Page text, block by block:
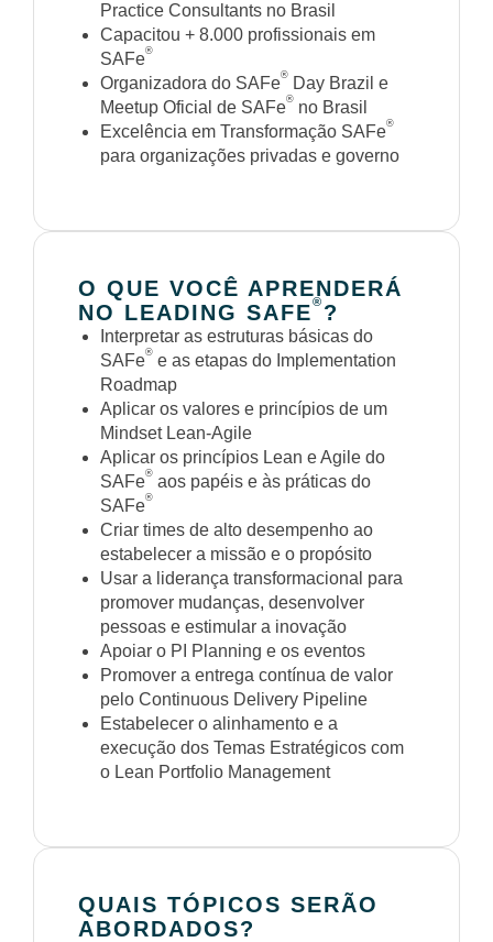
Practice Consultants no Brasil
Capacitou + 8.000 profissionais em
SAFe®
Organizadora do SAFe® Day Brazil e
Meetup Oficial de SAFe® no Brasil
Excelência em Transformação SAFe®
para organizações privadas e governo
O QUE VOCÊ APRENDERÁ
NO LEADING SAFE® ?
Interpretar as estruturas básicas do
SAFe® e as etapas do Implementation
Roadmap
Aplicar os valores e princípios de um
Mindset Lean-Agile
Aplicar os princípios Lean e Agile do
SAFe® aos papéis e às práticas do
SAFe®
Criar times de alto desempenho ao
estabelecer a missão e o propósito
Usar a liderança transformacional para
promover mudanças, desenvolver
pessoas e estimular a inovação
Apoiar o PI Planning e os eventos
Promover a entrega contínua de valor
pelo Continuous Delivery Pipeline
Estabelecer o alinhamento e a
execução dos Temas Estratégicos com
o Lean Portfolio Management
QUAIS TÓPICOS SERÃO
ABORDADOS?